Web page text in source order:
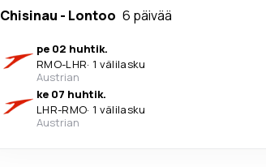
Chisinau - Lontoo 6 päivää
pe 02 huhtik.
RMO-LHR· 1 välilasku
Austrian
ke 07 huhtik.
LHR-RMO· 1 välilasku
Austrian